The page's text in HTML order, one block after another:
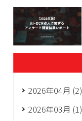
2026年04月 (2)
2026年03月 (1)